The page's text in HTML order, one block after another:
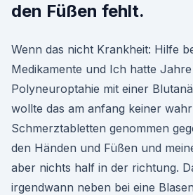
den Füßen fehlt.
Wenn das nicht Krankheit: Hilfe
Medikamente und Ich hatte
Polyneuroptahie mit einer
wollte das am anfang keiner
Schmerztabletten genommen
den Händen und Füßen und
aber nichts half in der richtung.
irgendwann neben bei eine